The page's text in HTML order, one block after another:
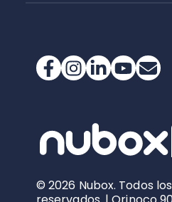
© 2026 Nubox. Todos